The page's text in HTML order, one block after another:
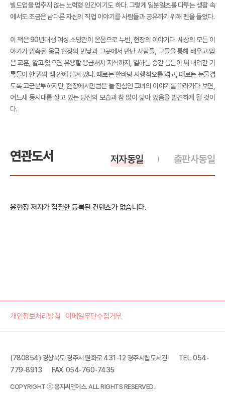
빌드업을 멈추지 않는 노력형 인간이기도 하다. 그렇게 일분일초를 다투는 생활 속
에서도 조금은 남다른 자신의 직업 이야기를 사람들과 공유하기 위해 펜을 들었다.
이 책은 90년대생 여성 소방관이 온몸으로 누빈, 현장의 이야기다. 세상의 모든 이
야기가 압축된 응급 현장의 민낯과 그곳에서 만난 사람들, 그들을 통해 배우고 얻
은 교훈, 알고 있으면 유용할 응급처치 지식까지, 일하는 중간 틈틈이 써 내려간 기
록들이 한 권의 책 안에 담겨 있다. 때로는 한바탕 시행착오를 겪고, 때로는 눈물겹
도록 고군분투하지만, 현장에서만큼은 늘 진심인 그녀의 이야기를 따라가다 보면,
어느새 동시대를 살고 있는 당신의 모습과 참 많이 닮아 있음을 발견하게 될 것이
다.
연관도서 출판사동일
저자동일
윤현정 저자가 집필한 등록된 컨텐츠가 없습니다.
개인정보처리방침 이메일무단수집거부
(780854) 경상북도 경주시 원화로 431-12 경주시립도서관
TEL. 054-
779-8913
FAX. 054-760-7435
COPYRIGHT ⓒ 홍지씨앤에스. ALL RIGHTS RESERVED.